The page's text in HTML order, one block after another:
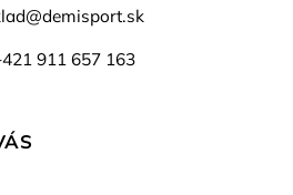
@demisport.sk
911 657 163